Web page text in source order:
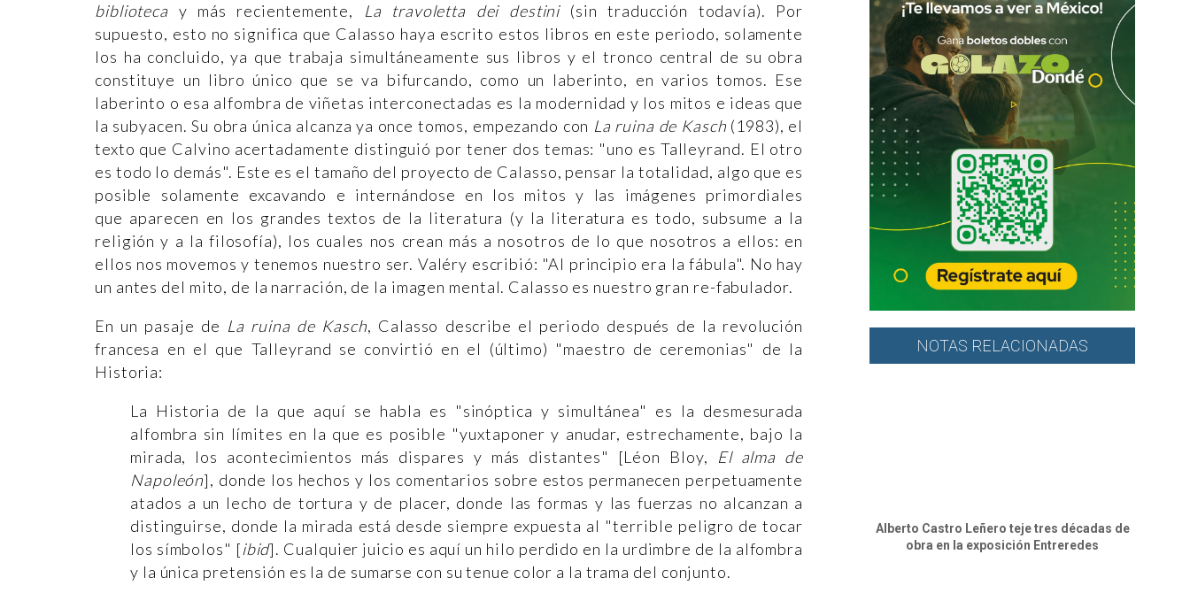
biblioteca y más recientemente, La travoletta dei destini(sin traducción todavía). Por
supuesto, esto no significa que Calasso haya escrito estos libros en este periodo, solamente
los ha concluido, ya que trabaja simultáneamente sus libros y el tronco central de su obra
constituye un libro único que se va bifurcando, como un laberinto, en varios tomos. Ese
laberinto o esa alfombra de viñetas interconectadas es la modernidad y los mitos e ideas que
la subyacen. Su obra única alcanza ya once tomos, empezando con La ruina de Kasch (1983), el
texto que Calvino acertadamente distinguió por tener dos temas: "uno es Talleyrand. El otro
es todo lo demás". Este es el tamaño del proyecto de Calasso, pensar la totalidad, algo que es
posible solamente excavando e internándose en los mitos y las imágenes primordiales
que aparecen en los grandes textos de la literatura (y la literatura es todo, subsume a la
religión y a la filosofía), los cuales nos crean más a nosotros de lo que nosotros a ellos: en
ellos nos movemos y tenemos nuestro ser. Valéry escribió: "Al principio era la fábula". No hay
un antes del mito, de la narración, de la imagen mental. Calasso es nuestro gran re-fabulador.
En un pasaje de La ruina de Kasch, Calasso describe el periodo después de la revolución
francesa en el que Talleyrand se convirtió en el (último) "maestro de ceremonias" de la
Historia:
La Historia de la que aquí se habla es "sinóptica y simultánea" es la desmesurada
alfombra sin límites en la que es posible "yuxtaponer y anudar, estrechamente, bajo la
mirada, los acontecimientos más dispares y más distantes" [Léon Bloy,
El alma de
Napoleón], donde los hechos y los comentarios sobre estos permanecen perpetuamente
atados a un lecho de tortura y de placer, donde las formas y las fuerzas no alcanzan a
distinguirse, donde la mirada está desde siempre expuesta al "terrible peligro de tocar
los símbolos" [ibid]. Cualquier juicio es aquí un hilo perdido en la urdimbre de la alfombra
y la única pretensión es la de sumarse con su tenue color a la trama del conjunto.
NOTAS RELACIONADAS
Alberto Castro Leñero teje tres décadas de
obra en la exposición Entreredes